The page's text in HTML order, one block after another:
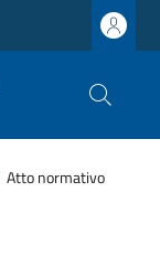
Atto normativo